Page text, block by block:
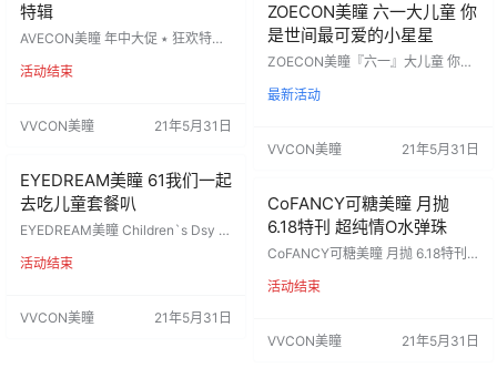
特辑
AVECON美瞳 年中大促 ‎٭ 狂欢特辑
副 送同副数伴侣盒 DATE：6.1-6.15
活动结束
VVCON美瞳 21年5月31日
ZOECON美瞳 六一大儿童 你
是世间最可爱的小星星
ZOECON美瞳『六一』大儿童 你是
敏感眼挚爱 独家定制ʚ甜酷ɞ︎女孩 活
期：6.1-6.30 产品注册证号：国械
最新活动
VVCON美瞳 21年5月31日
EYEDREAM美瞳 61我们一起
去吃儿童套餐叭
EYEDREAM美瞳 Children`s Dsy 一
价： 99 / 两副+伴侣盒两个 128 / 三
注准20173220340 代理价
活动结束
VVCON美瞳 21年5月31日
CoFANCY可糖美瞳 月抛
6.18特刊 超纯情O水弹珠
CoFANCY可糖美瞳 月抛 6.18特刊
时间6月1日-6月10日） 【零售价】
单号均可识别色板二维码进行抽奖
活动结束
VVCON美瞳 21年5月31日